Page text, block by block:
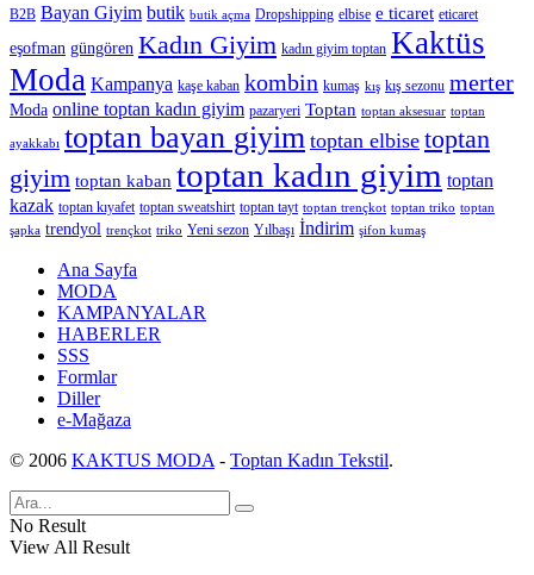
B2B Bayan Giyim butik butik açma Dropshipping elbise e ticaret eticaret
eşofman güngören Kadın Giyim kadın giyim toptan Kaktüs
Moda Kampanya kaşe kaban kombin kumaş kış kış sezonu merter
Moda online toptan kadın giyim pazaryeri Toptan toptan aksesuar toptan
ayakkabı toptan bayan giyim toptan elbise toptan
giyim toptan kaban toptan kadın giyim toptan
kazak toptan kıyafet toptan sweatshirt toptan tayt toptan trençkot toptan triko toptan
şapka trendyol trençkot triko Yeni sezon Yılbaşı İndirim şifon kumaş
Ana Sayfa
MODA
KAMPANYALAR
HABERLER
SSS
Formlar
Diller
e-Mağaza
© 2006 KAKTUS MODA - Toptan Kadın Tekstil.
No Result
View All Result